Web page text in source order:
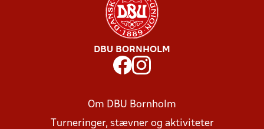
DBU BORNHOLM
Om DBU Bornholm
Turneringer, stævner og aktiviteter